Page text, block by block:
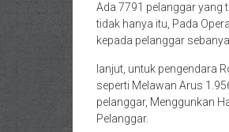
Ada 7791 pelanggar yang
tidak hanya itu, Pada
kepada pelanggar
lanjut, untuk pengendara
seperti Melawan Arus
pelanggar, Menggunkan
Pelanggar.